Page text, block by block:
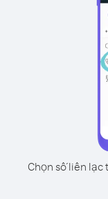
Chọn số liên